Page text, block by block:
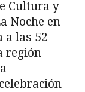
Cultura y
Noche en
a las 52
región